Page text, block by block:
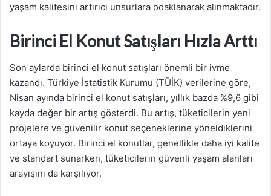
yaşam kalitesini artırıcı unsurlara odaklanarak alınmaktadır.
Birinci El Konut Satışları Hızla Arttı
Son aylarda birinci el konut satışları önemli bir ivme
kazandı. Türkiye İstatistik Kurumu (TÜİK) verilerine göre,
Nisan ayında birinci el konut satışları, yıllık bazda %9,6 gibi
kayda değer bir artış gösterdi. Bu artış, tüketicilerin yeni
projelere ve güvenilir konut seçeneklerine yöneldiklerini
ortaya koyuyor. Birinci el konutlar, genellikle daha iyi kalite
ve standart sunarken, tüketicilerin güvenli yaşam alanları
arayışını da karşılıyor.